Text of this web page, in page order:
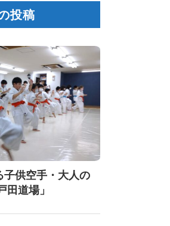
2026 全日本少年少女極真空
20260711
投稿
子供空手・大人の
田道場」